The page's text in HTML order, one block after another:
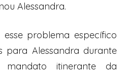
Alessandra.
problema específico
para Alessandra durante
itinerante da